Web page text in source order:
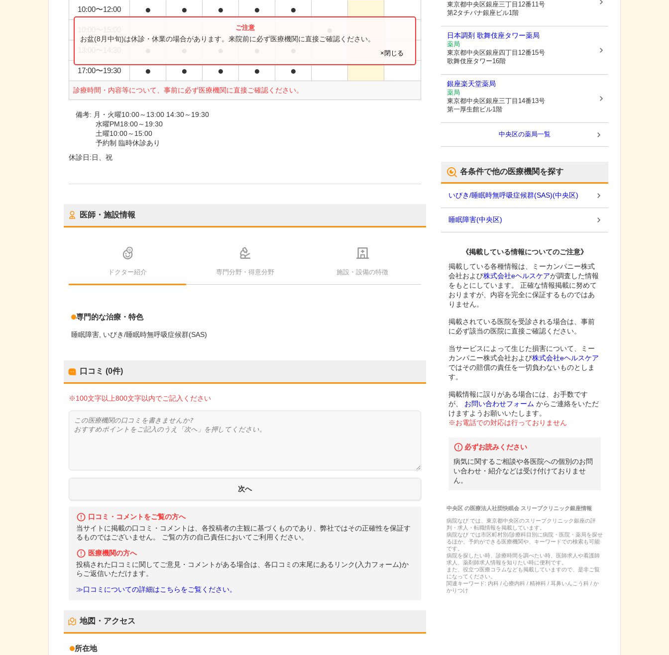
10:00〜12:00 ● ● ● ● ●
17:00〜19:30 ● ● ● ● ●
診療時間・内容等について、事前に必ず医療機関に直接ご確認ください。
お盆(8月中旬)は休診・休業の場合があります。来院前に必ず医療機関に直接ご確認ください。
×閉じる
備考: 月・火曜10:00～13:00 14:30～19:30
水曜PM18:00～19:30
土曜10:00～15:00
予約制 臨時休診あり
休診日:日、祝
医師・施設情報
ドクター紹介 専門分野・得意分野 施設・設備の特徴
専門的な治療・特色
睡眠障害 いびき/睡眠時無呼吸症候群(SAS)
口コミ (0件)
※100文字以上800文字以内でご記入ください
口コミ・コメントをご覧の方へ
当サイトに掲載の口コミ・コメントは、各投稿者の主観に基づくものであり、弊社ではその正確性を保証す
るものではございません。 ご覧の方の自己責任においてご利用ください。
医療機関の方へ
投稿された口コミに関してご意見・コメントがある場合は、各口コミの末尾にあるリンク(入力フォーム)か
らご返信いただけます。
≫口コミについての詳細はこちらをご覧ください。
地図・アクセス
所在地
東京都中央区銀座三丁目12番11号
第2タチバナ銀座ビル1階
日本調剤 歌舞伎座タワー薬局
薬局
東京都中央区銀座四丁目12番15号
歌舞伎座タワー16階
銀座楽天堂薬局
薬局
東京都中央区銀座三丁目14番13号
第一厚生館ビル1階
中央区の薬局一覧
各条件で他の医療機関を探す
いびき/睡眠時無呼吸症候群(SAS)(中央区)
睡眠障害(中央区)
《掲載している情報についてのご注意》
掲載している各種情報は、ミーカンパニー株式
会社および株式会社eヘルスケアが調査した情報
をもとにしています。 正確な情報掲載に努めて
おりますが、内容を完全に保証するものではあ
りません。
掲載されている医院を受診される場合は、事前
に必ず該当の医院に直接ご確認ください。
当サービスによって生じた損害について、ミー
カンパニー株式会社および株式会社eヘルスケア
ではその賠償の責任を一切負わないものとしま
す。
掲載情報に誤りがある場合には、お手数です
が、
お問い合わせフォーム からご連絡をいただ
けますようお願いいたします。
※お電話での対応は行っておりません
必ずお読みください
病気に関するご相談や各医院への個別のお問
い合わせ・紹介などは受け付けておりませ
ん。
中央区の医療法人社団快眠会 スリープクリニック銀座情報
病院なび では、 東京都中央区のスリープクリニック銀座の評
判・求人・転職情報を掲載しています。
病院なび では市区町村別/診療科目別に病院・医院・薬局を探せ
るほか、予約ができる医療機関や、キーワードでの検索も可能
です。
病院を探したい時、診療時間を調べたい時、医師求人や看護師
求人、薬剤師求人情報を知りたい時に便利です。
また、役立つ医療コラムなども掲載していますので、是非ご覧
になってください。
関連キーワード: 内科 / 心療内科 / 精神科 / 耳鼻いんこう科 / か
かりつけ